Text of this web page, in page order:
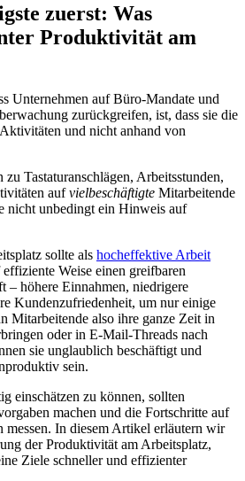
zuerst: Was
Produktivität am
Unternehmen auf Büro-Mandate und
zurückgreifen, ist, dass sie die
und nicht anhand von
Tastaturanschlägen, Arbeitsstunden,
aufvielbeschäftigte Mitarbeitende
nicht unbedingt ein Hinweis auf
sollte als hocheffektive Arbeit
Weise einen greifbaren
– höhere Einnahmen, niedrigere
Kundenzufriedenheit, um nur einige
Mitarbeitende also ihre ganze Zeit in
oder in E-Mail-Threads nach
sie unglaublich beschäftigt und
sein.
einschätzen zu können, sollten
machen und die Fortschritte auf
messen. In diesem Artikel erläutern wir
der Produktivität am Arbeitsplatz,
Ziele schneller und effizienter